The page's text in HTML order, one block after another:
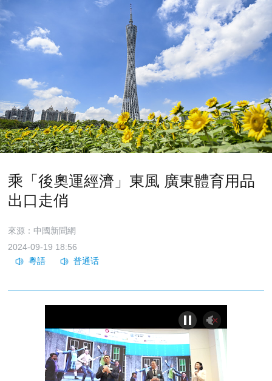
乘「後奧運經濟」東風 廣東體育用品
出口走俏
來源：中國新聞網
2024-09-19 18:56